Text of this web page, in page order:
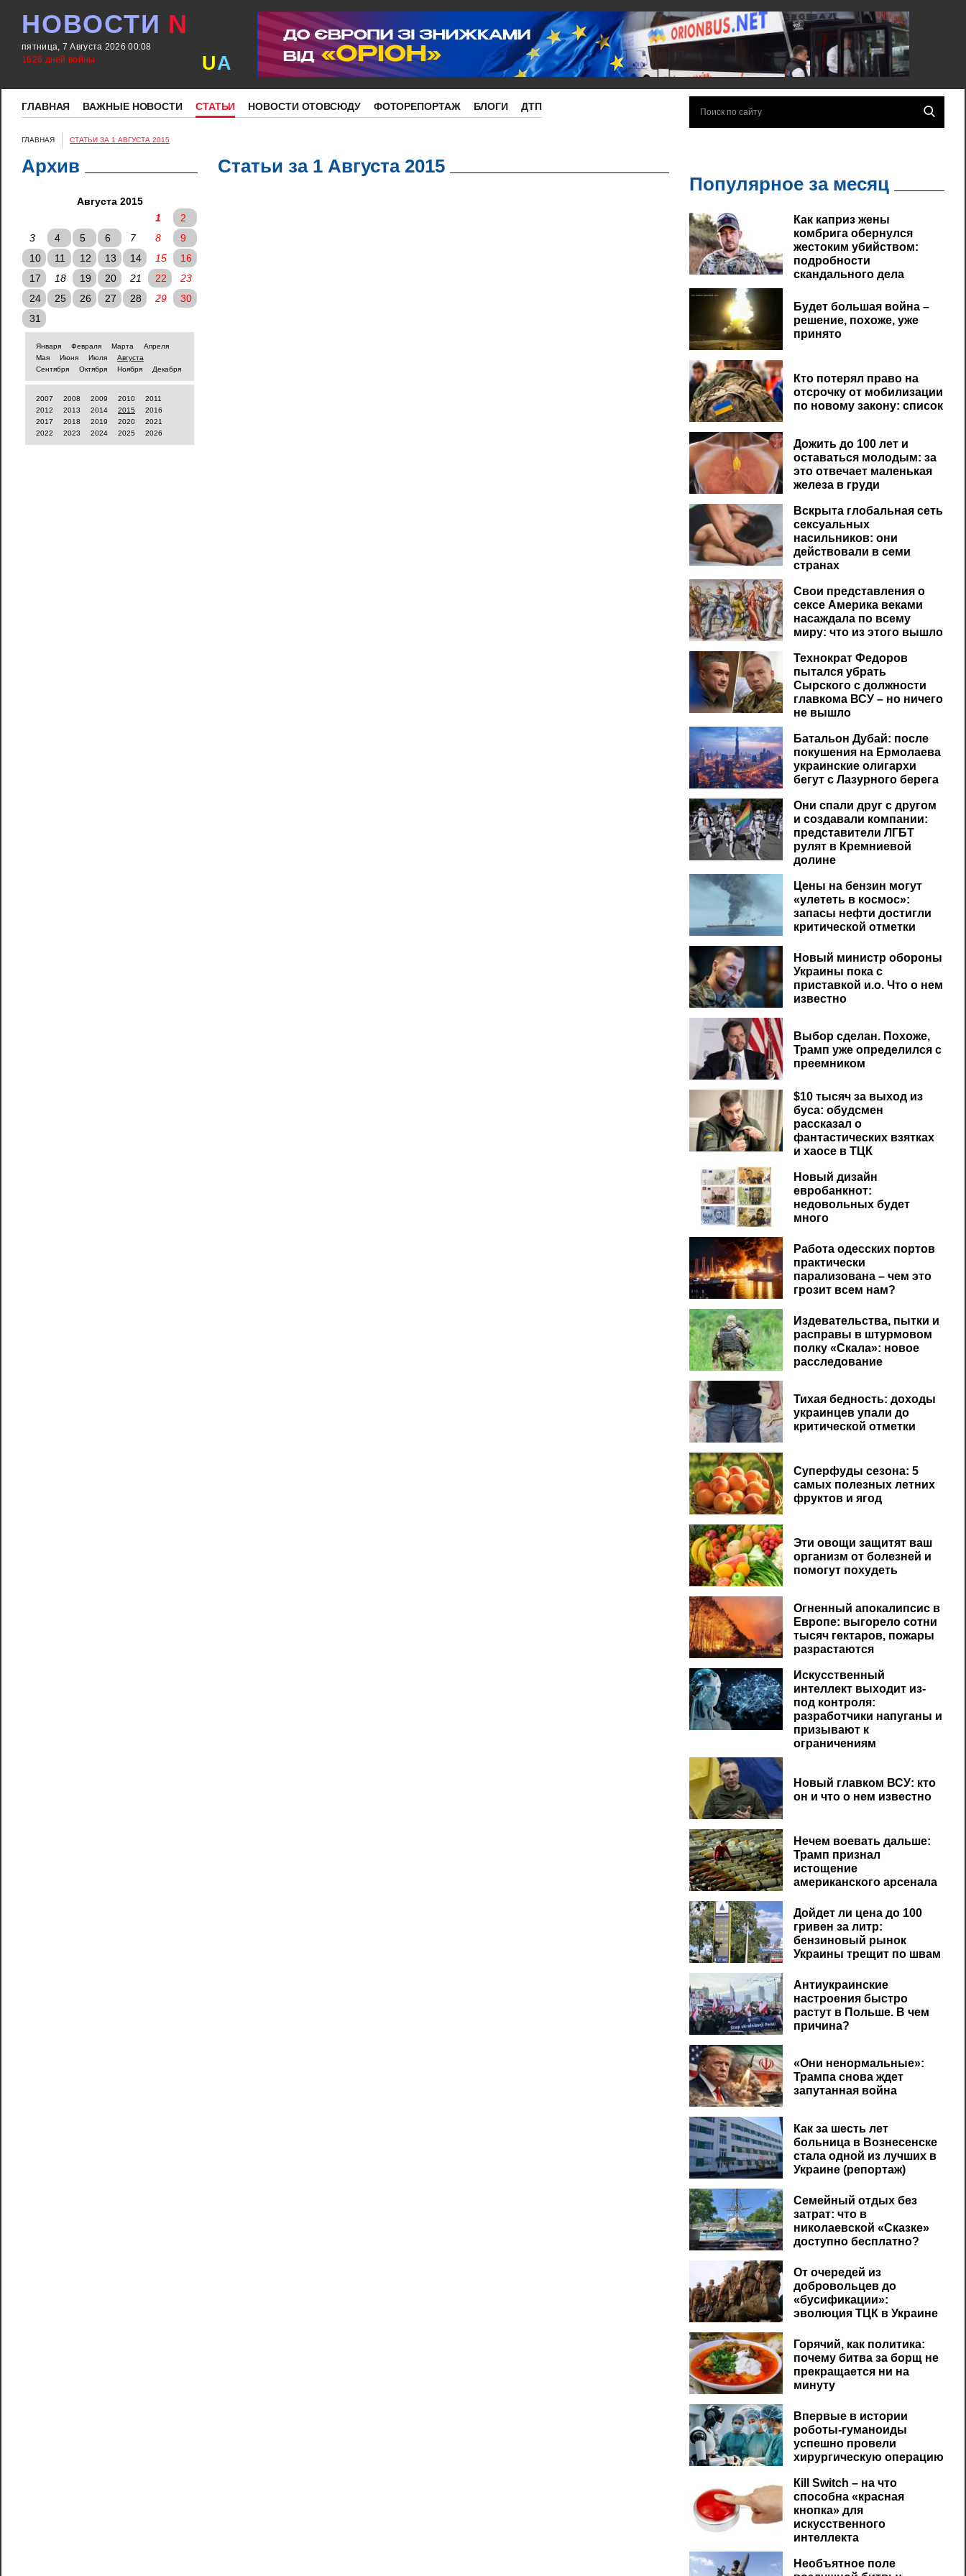
НОВОСТИ N
пятница, 7 Августа 2026 00:08
1626 дней войны
UA
ГЛАВНАЯ ВАЖНЫЕ НОВОСТИ СТАТЬИ НОВОСТИ ОТОВСЮДУ ФОТОРЕПОРТАЖ БЛОГИ ДТП
ГЛАВНАЯ СТАТЬИ ЗА 1 АВГУСТА 2015
Архив
Августа 2015
1
2
3
4 5 6 7 8
9
10
11 12 13 14 15
16
17
18 19 20 21 22
23
24
25 26 27 28 29
30
31
Января Февраля Марта
Апреля
Мая
Июня Июля
Августа
Сентября
Октября Ноября Декабря
2007 2008 2009 2010
2011
2012
2013 2014 2015
2016
2017
2018 2019 2020
2021
2022
2023 2024 2025 2026
Статьи за 1 Августа 2015
Популярное за месяц
Как каприз жены
комбрига обернулся
жестоким убийством:
подробности
скандального дела
Будет большая война –
решение, похоже, уже
принято
Кто потерял право на
отсрочку от мобилизации
по новому закону: список
Дожить до 100 лет и
оставаться молодым: за
это отвечает маленькая
железа в груди
Вскрыта глобальная сеть
сексуальных
насильников: они
действовали в семи
странах
Свои представления о
сексе Америка веками
насаждала по всему
миру: что из этого вышло
Технократ Федоров
пытался убрать
Сырского с должности
главкома ВСУ – но ничего
не вышло
Батальон Дубай: после
покушения на Ермолаева
украинские олигархи
бегут с Лазурного берега
Они спали друг с другом
и создавали компании:
представители ЛГБТ
рулят в Кремниевой
долине
Цены на бензин могут
«улететь в космос»:
запасы нефти достигли
критической отметки
Новый министр обороны
Украины пока с
приставкой и.о. Что о нем
известно
Выбор сделан. Похоже,
Трамп уже определился с
преемником
$10 тысяч за выход из
буса: обудсмен
рассказал о
фантастических взятках
и хаосе в ТЦК
Новый дизайн
евробанкнот:
недовольных будет
много
Работа одесских портов
практически
парализована – чем это
грозит всем нам?
Издевательства, пытки и
расправы в штурмовом
полку «Скала»: новое
расследование
Тихая бедность: доходы
украинцев упали до
критической отметки
Суперфуды сезона: 5
самых полезных летних
фруктов и ягод
Эти овощи защитят ваш
организм от болезней и
помогут похудеть
Огненный апокалипсис в
Европе: выгорело сотни
тысяч гектаров, пожары
разрастаются
Искусственный
интеллект выходит из-
под контроля:
разработчики напуганы и
призывают к
ограничениям
Новый главком ВСУ: кто
он и что о нем известно
Нечем воевать дальше:
Трамп признал
истощение
американского арсенала
Дойдет ли цена до 100
гривен за литр:
бензиновый рынок
Украины трещит по швам
Антиукраинские
настроения быстро
растут в Польше. В чем
причина?
«Они ненормальные»:
Трампа снова ждет
запутанная война
Как за шесть лет
больница в Вознесенске
стала одной из лучших в
Украине (репортаж)
Семейный отдых без
затрат: что в
николаевской «Сказке»
доступно бесплатно?
От очередей из
добровольцев до
«бусификации»:
эволюция ТЦК в Украине
Горячий, как политика:
почему битва за борщ не
прекращается ни на
минуту
Впервые в истории
роботы-гуманоиды
успешно провели
хирургическую операцию
Кill Switch – на что
способна «красная
кнопка» для
искусственного
интеллекта
Необъятное поле